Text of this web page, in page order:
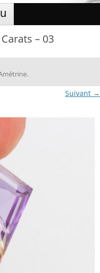
Aller
– 03
.
Suivant →